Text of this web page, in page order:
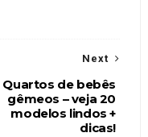
Next
Quartos de bebês
gêmeos – veja 20
modelos lindos +
dicas!